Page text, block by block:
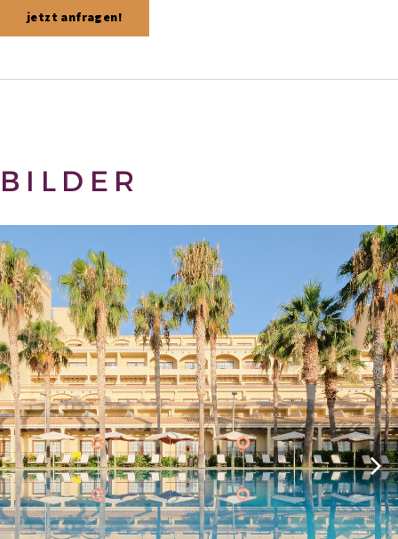
jetzt anfragen!
BILDER